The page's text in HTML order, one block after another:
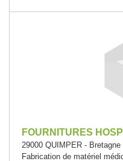
FOURNITURES
29000 QUIMPER - Bretagne
Fabrication de matériel